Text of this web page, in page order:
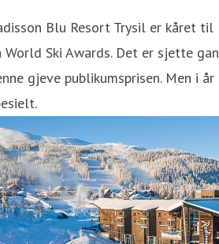
Blu Resort Trysil er kåret
World Ski Awards. Det er sjette
gjeve publikumsprisen. Men i